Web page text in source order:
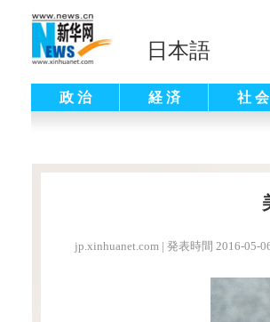
日本語
政 治 経 済 社 会
jp.xinhuanet.com | 発表時間 2016-05-